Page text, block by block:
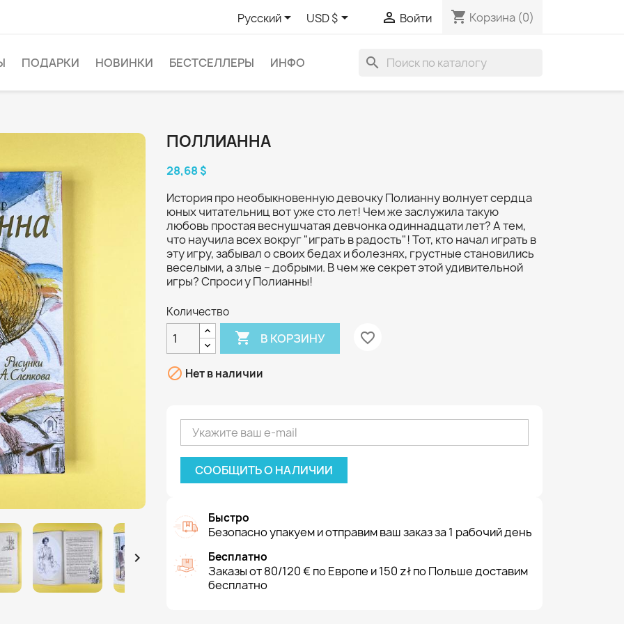
Русский USD $  Войти shopping_cart Корзина (0)
ПОДАРКИ НОВИНКИ БЕСТСЕЛЛЕРЫ ИНФО search

ПОЛЛИАННА
28,68 $
История про необыкновенную девочку Полианну волнует сердца
юных читательниц вот уже сто лет! Чем же заслужила такую
любовь простая веснушчатая девчонка одиннадцати лет? А тем,
что научила всех вокруг "играть в радость"! Тот, кто начал играть в
эту игру, забывал о своих бедах и болезнях, грустные становились
веселыми, а злые – добрыми. В чем же секрет этой удивительной
игры? Спроси у Полианны!
Количество
 В КОРЗИНУ favorite_border
 Нет в наличии
СООБЩИТЬ О НАЛИЧИИ
Быстро
Безопасно упакуем и отправим ваш заказ за 1 рабочий день
Бесплатно
Заказы от 80/120 € по Европе и 150 zł по Польше доставим
бесплатно